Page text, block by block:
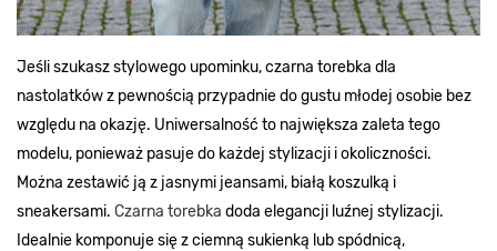
Jeśli szukasz stylowego upominku, czarna torebka dla
nastolatków z pewnością przypadnie do gustu młodej osobie bez
względu na okazję. Uniwersalność to największa zaleta tego
modelu, ponieważ pasuje do każdej stylizacji i okoliczności.
Można zestawić ją z jasnymi jeansami, białą koszulką i
sneakersami. Czarna torebka doda elegancji luźnej stylizacji.
Idealnie komponuje się z ciemną sukienką lub spódnicą,